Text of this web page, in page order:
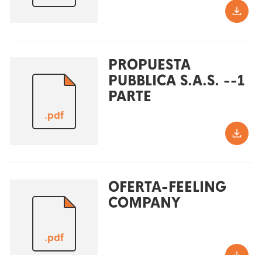
.pdf
PROPUESTA
PUBBLICA S.A.S. --1
PARTE
.pdf
OFERTA-FEELING
COMPANY